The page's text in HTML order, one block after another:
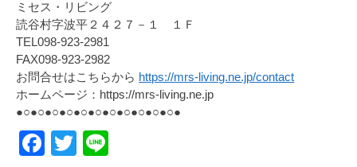
ミセス・リビング
読谷村字波平２４２７－１ １Ｆ
TEL098-923-2981
FAX098-923-2982
お問合せはこちらから https://mrs-living.ne.jp/contact
ホームページ：https://mrs-living.ne.jp
●○●○●○●○●○●○●○●○●○●○●○●
Facebook
Twitter